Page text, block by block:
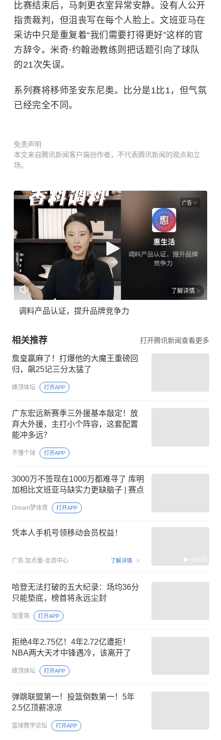
比赛结束后，马刺更衣室异常安静。没有人公开
指责裁判，但沮丧写在每个人脸上。文班亚马在
采访中只是重复着“我们需要打得更好”这样的官
方辞令。米奇·约翰逊教练则把话题引向了球队
的21次失误。
系列赛将移师圣安东尼奥。比分是1比1，但气氛
已经完全不同。
免责声明
本文来自腾讯新闻客户端创作者，不代表腾讯新闻的观点和立
场。
广告
了解详情
调料产品认证，提升品牌竞争力
相关推荐 打开腾讯新闻查看更多
詹皇赢麻了！打爆他的大魔王重磅回
归，飙25记三分太猛了
峰顶体坛 打开APP
广东宏远新赛季三外援基本敲定！放
弃大外援，主打小个阵容，这套配置
能冲多远？
不懂个球 打开APP
3000万不签现在1000万都难寻了 库明
加相比文班亚马缺实力更缺脑子 | 赛点
Dream梦体育 打开APP
凭本人手机号领移动会员权益！
广告 加点量-会员中心 了解详情 00:15
哈登无法打破的五大纪录：场均36分
只能垫底，榜首将永远尘封
加里哥 打开APP
拒绝4年2.75亿！4年2.72亿遭拒！
NBA两大天才中锋遇冷，该离开了
峰顶体坛 打开APP
弹跳联盟第一！投篮倒数第一！5年
2.5亿顶薪凉凉
篮球教学论坛 打开APP